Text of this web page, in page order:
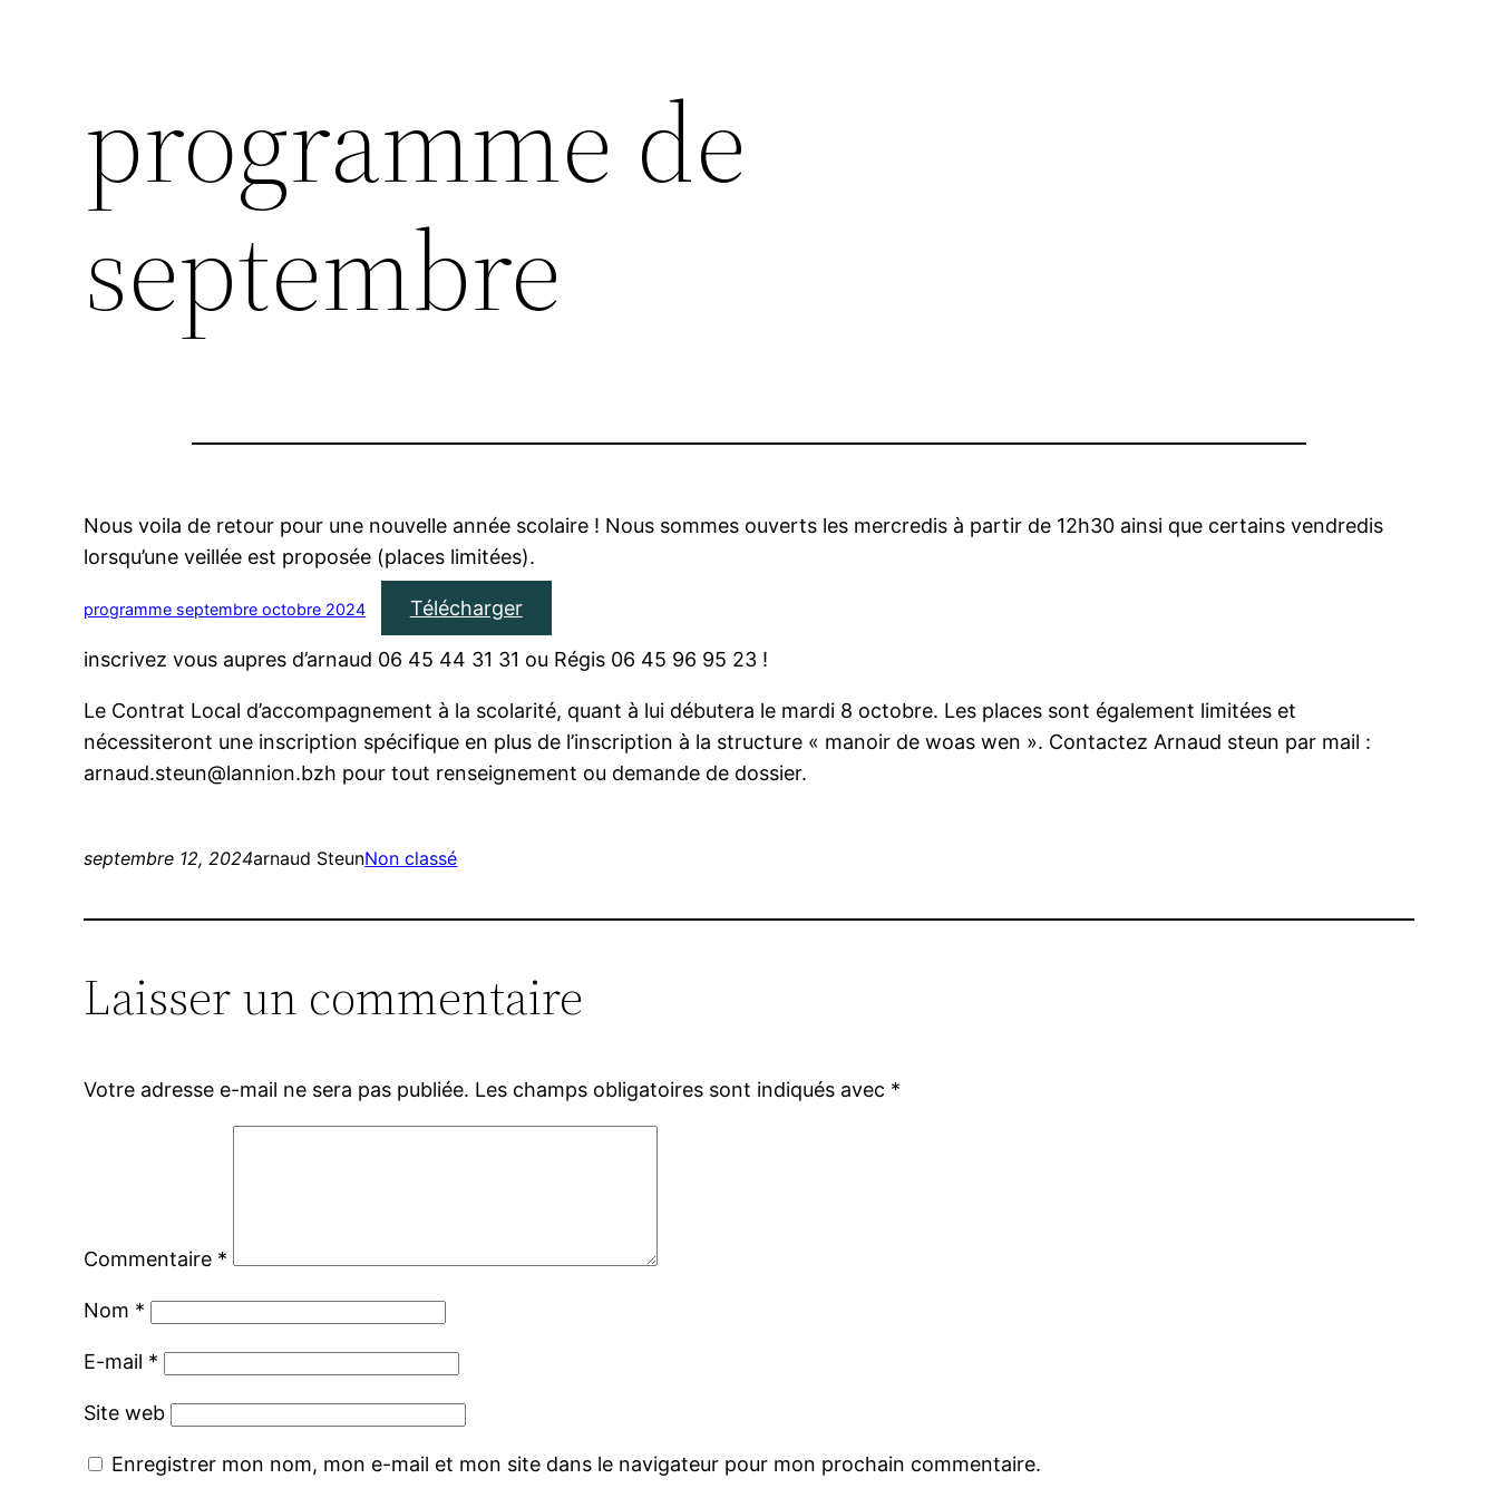
programme de
septembre
Nous voila de retour pour une nouvelle année scolaire ! Nous sommes ouverts les mercredis à partir de 12h30 ainsi que certains vendredis
lorsqu’une veillée est proposée (places limitées).
programme septembre octobre 2024 Télécharger
inscrivez vous aupres d’arnaud 06 45 44 31 31 ou Régis 06 45 96 95 23 !
Le Contrat Local d’accompagnement à la scolarité, quant à lui débutera le mardi 8 octobre. Les places sont également limitées et
nécessiteront une inscription spécifique en plus de l’inscription à la structure « manoir de woas wen ». Contactez Arnaud steun par mail :
arnaud.steun@lannion.bzh pour tout renseignement ou demande de dossier.
septembre 12, 2024arnaud SteunNon classé
Laisser un commentaire
Votre adresse e-mail ne sera pas publiée. Les champs obligatoires sont indiqués avec *
Commentaire *
Nom *
E-mail *
Site web
Enregistrer mon nom, mon e-mail et mon site dans le navigateur pour mon prochain commentaire.